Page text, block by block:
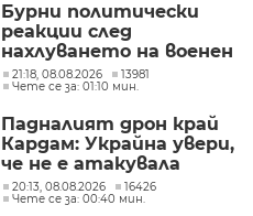
Бурни политически
реакции след
нахлуването на военен
дрон във въздушното
ни пространство
21:18, 08.08.2026
13981
Чете се за: 01:10 мин.
Падналият дрон край
Кардам: Украйна увери,
че не е атакувала
умишлено България и
обеща разследване
20:13, 08.08.2026
16426
Чете се за: 00:40 мин.